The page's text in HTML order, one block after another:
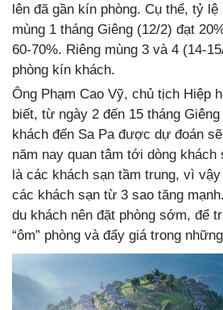
lên đã gần kín phòng. Cụ thể, tỷ lệ
mùng 1 tháng Giêng (12/2) đạt
60-70%. Riêng mùng 3 và 4 (14-
phòng kín khách.
Ông Phạm Cao Vỹ, chủ tịch Hiệp
biết, từ ngày 2 đến 15 tháng
khách đến Sa Pa được dự đoán
năm nay quan tâm tới dòng khách
là các khách sạn tầm trung, vì
các khách sạn từ 3 sao tăng
du khách nên đặt phòng sớm, để
“ôm” phòng và đẩy giá trong